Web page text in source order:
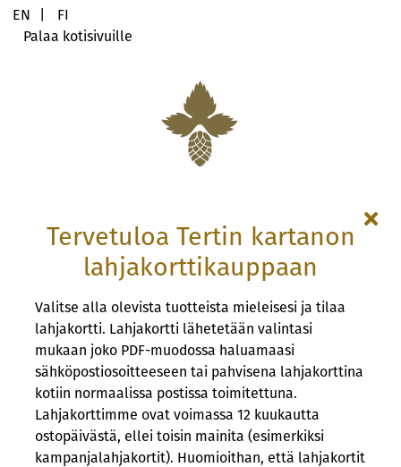
Ostoskoriin lisätty: {0}, Nykyinen määrä: {1}
Ostoskori tyhjennetty
Ponnahdusikkuna avattu: Käyttöehdot.
Ponnahdusikkuna avattu: Tietosuojakäytännöt.
Muokkaa lahjakorttia, Ladataan
Muokkaa lahjakorttia, Ladattu
EN
FI
Palaa kotisivuille
Tervetuloa Tertin kartanon
lahjakorttikauppaan
Valitse alla olevista tuotteista mieleisesi ja tilaa
lahjakortti. Lahjakortti lähetetään valintasi
mukaan joko PDF-muodossa haluamaasi
sähköpostiosoitteeseen tai pahvisena lahjakorttina
kotiin normaalissa postissa toimitettuna.
Lahjakorttimme ovat voimassa 12 kuukautta
ostopäivästä, ellei toisin mainita (esimerkiksi
kampanjalahjakortit). Huomioithan, että lahjakortit